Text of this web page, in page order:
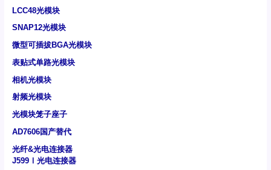
LCC48光模块
SNAP12光模块
微型可插拔BGA光模块
表贴式单路光模块
相机光模块
射频光模块
光模块笼子座子
AD7606国产替代
光纤&光电连接器
J599Ⅰ光电连接器